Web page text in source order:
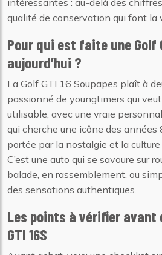
intéressantes : au-delà des
qualité de conservation qui font la
Pour qui est faite une Golf
aujourd’hui ?
La Golf GTI 16 Soupapes plaît à
passionné de youngtimers qui
utilisable, avec une vraie
qui cherche une icône des années
portée par la nostalgie et la culture
C’est une auto qui se savoure sur
balade, en rassemblement, ou
des sensations authentiques.
Les points à vérifier avant
GTI 16S